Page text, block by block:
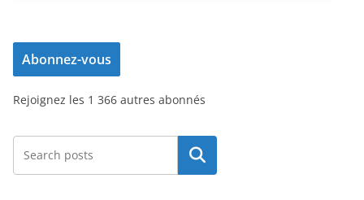
e
s
e
-
Abonnez-vous
Rejoignez les 1 366 autres abonnés
Rechercher